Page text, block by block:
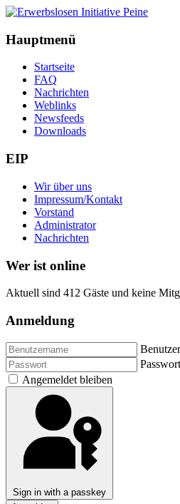
Hauptmenü
Startseite
FAQ
Nachrichten
Weblinks
Newsfeeds
Downloads
EIP
Wir über uns
Impressum/Kontakt
Vorstand
Administrator
Nachrichten
Wer ist online
Aktuell sind 412 Gäste und keine
Anmeldung
Passwort
Angemeldet bleiben
Sign in with a passkey